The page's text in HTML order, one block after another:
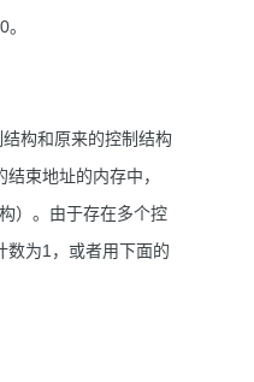
构和原来的控制结构
束地址的内存中，
）。由于存在多个控
数为1，或者用下面的